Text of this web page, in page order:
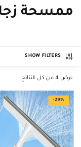
ممسحة
SHOW FILTERS
عرض ⁦4⁩ من كل النتائج
-29%